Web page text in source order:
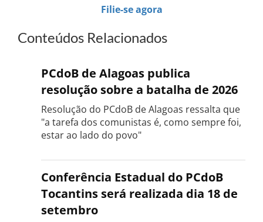
Filie-se agora
Conteúdos Relacionados
PCdoB de Alagoas publica
resolução sobre a batalha de 2026
Resolução do PCdoB de Alagoas ressalta que
"a tarefa dos comunistas é, como sempre foi,
estar ao lado do povo"
Conferência Estadual do PCdoB
Tocantins será realizada dia 18 de
setembro